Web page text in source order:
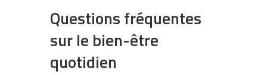
Questions fréquentes
sur le bien-être
quotidien